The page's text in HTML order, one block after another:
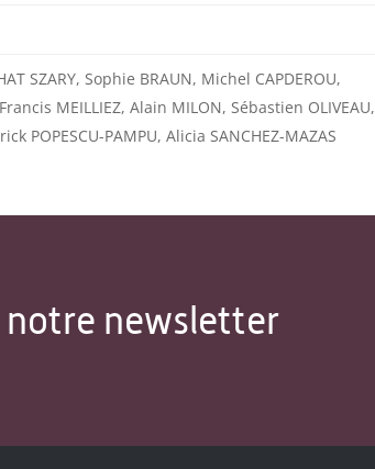
SZARY, Sophie BRAUN, Michel CAPDEROU,
MEILLIEZ, Alain MILON, Sébastien OLIVEAU,
POPESCU-PAMPU, Alicia SANCHEZ-MAZAS
notre newsletter